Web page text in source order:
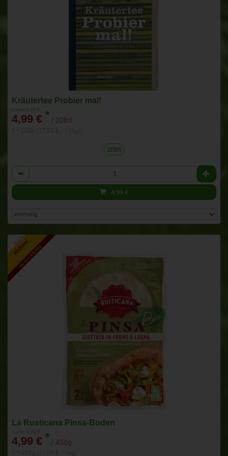
Kräutertee Probier mal!
4,99 € * / 20Btl
20Btl
Anzahl
4,99 €
Aktion!
bis zum 8.8.2026
La Rusticana Pinsa-Boden
4,99 € * / 450g